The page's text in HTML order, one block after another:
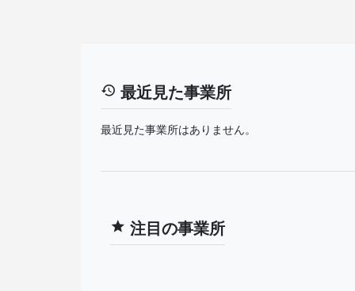
最近見た事業所
最近見た事業所はありません。
注目の事業所